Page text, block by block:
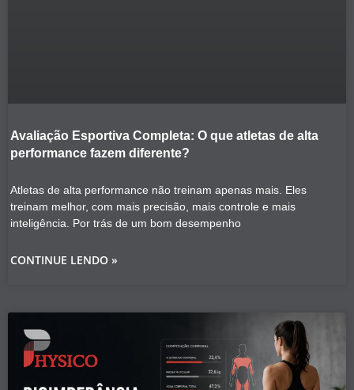
Avaliação Esportiva Completa: O que atletas de alta
performance fazem diferente?
Atletas de alta performance não treinam apenas mais. Eles
treinam melhor, com mais precisão, mais controle e mais
inteligência. Por trás de um bom desempenho
CONTINUE LENDO »